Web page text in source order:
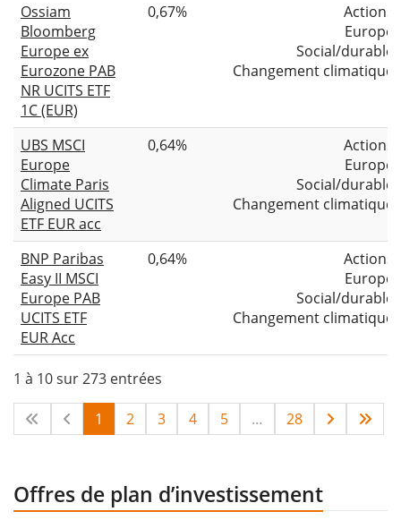
Ossiam
Bloomberg
Europe ex
Eurozone PAB
NR UCITS ETF
1C (EUR)
0,67%
Actions
Europe
Social/durable
Changement climatique
UBS MSCI
Europe
Climate Paris
Aligned UCITS
ETF EUR acc
0,64%
Actions
Europe
Social/durable
Changement climatique
BNP Paribas
Easy II MSCI
Europe PAB
UCITS ETF
EUR Acc
0,64%
Actions
Europe
Social/durable
Changement climatique
1 à 10 sur 273 entrées
1 2 3 4 5 … 28
Offres de plan d’investissement